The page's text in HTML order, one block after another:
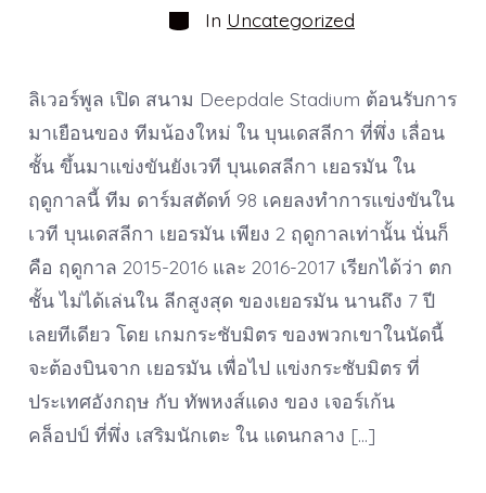
Categories
In Uncategorized
ลิเวอร์พูล เปิด สนาม Deepdale Stadium ต้อนรับการ
มาเยือนของ ทีมน้องใหม่ ใน บุนเดสลีกา ที่พึ่ง เลื่อน
ชั้น ขึ้นมาแข่งขันยังเวที บุนเดสลีกา เยอรมัน ใน
ฤดูกาลนี้ ทีม ดาร์มสตัดท์ 98 เคยลงทำการแข่งขันใน
เวที บุนเดสลีกา เยอรมัน เพียง 2 ฤดูกาลเท่านั้น นั่นก็
คือ ฤดูกาล 2015-2016 และ 2016-2017 เรียกได้ว่า ตก
ชั้น ไม่ได้เล่นใน ลีกสูงสุด ของเยอรมัน นานถึง 7 ปี
เลยทีเดียว โดย เกมกระชับมิตร ของพวกเขาในนัดนี้
จะต้องบินจาก เยอรมัน เพื่อไป แข่งกระชับมิตร ที่
ประเทศอังกฤษ กับ ทัพหงส์แดง ของ เจอร์เก้น
คล็อปป์ ที่พึ่ง เสริมนักเตะ ใน แดนกลาง […]